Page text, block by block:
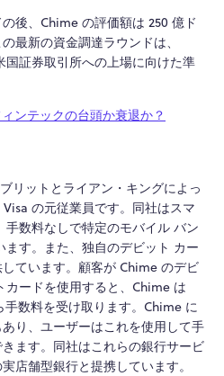
後、Chime の評価額は 250 億ド
最新の資金調達ラウンドは、
証券取引所への上場に向けた準
ンテックの台頭か衰退か？
リットとライアン・キングによっ
の元従業員です。同社はスマ
数料なしで特定のモバイル バン
す。また、独自のデビット カー
ています。顧客が Chime のデビ
カードを使用すると、Chime は
数料を受け取ります。Chime に
り、ユーザーはこれを使用して手
ます。同社はこれらの銀行サービ
店舗型銀行と提携しています。